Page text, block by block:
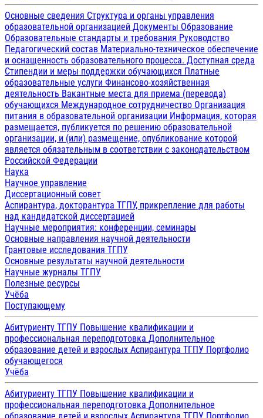
Основные сведения Структура и органы управления
образовательной организацией Документы Образование
Образовательные стандарты и требования Руководство
Педагогический состав Материально-техническое обеспечение
и оснащенность образовательного процесса. Доступная среда
Стипендии и меры поддержки обучающихся Платные
образовательные услуги Финансово-хозяйственная
деятельность Вакантные места для приема (перевода)
обучающихся Международное сотрудничество Организация
питания в образовательной организации Информация, которая
размещается, публикуется по решению образовательной
организации, и (или) размещение, опубликование которой
является обязательным в соответствии с законодательством
Российской Федерации
Наука
Научное управление
Диссертационный совет
Аспирантура, докторантура ТГПУ, прикрепление для работы
над кандидатской диссертацией
Научные мероприятия: конференции, семинары
Основные направления научной деятельности
Грантовые исследования ТГПУ
Основные результаты научной деятельности
Научные журналы ТГПУ
Полезные ресурсы
Учёба
Поступающему
Абитуриенту ТГПУ Повышение квалификации и
профессиональная переподготовка Дополнительное
образование детей и взрослых Аспирантура ТГПУ Портфолио
обучающегося
Учёба
Абитуриенту ТГПУ Повышение квалификации и
профессиональная переподготовка Дополнительное